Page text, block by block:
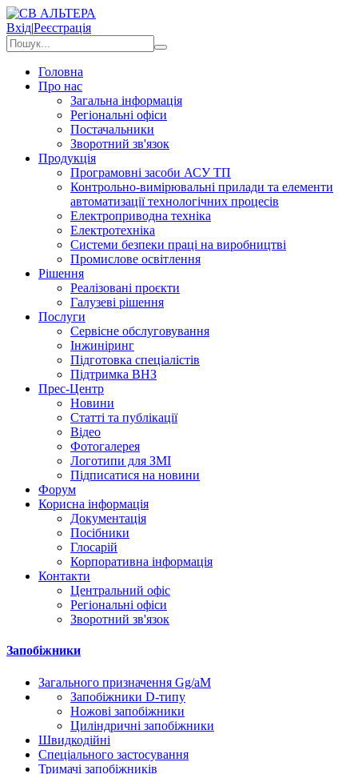
Вхід|Реєстрація
Головна
Про нас
Загальна інформація
Регіональні офіси
Постачальники
Зворотний зв'язок
Продукція
Програмовні засоби АСУ ТП
Контрольно-вимірювальні прилади та елементи
автоматизації технологічних процесів
Електроприводна техніка
Електротехніка
Системи безпеки праці на виробництві
Промислове освітлення
Рішення
Реалізовані проєкти
Галузеві рішення
Послуги
Сервісне обслуговування
Інжиніринг
Підготовка спеціалістів
Підтримка ВНЗ
Прес-Центр
Новини
Статті та публікації
Відео
Фотогалерея
Логотипи для ЗМІ
Підписатися на новини
Форум
Корисна інформація
Документація
Посібники
Глосарій
Корпоративна інформація
Контакти
Центральний офіс
Регіональні офіси
Зворотний зв'язок
Запобіжники
Загального призначення Gg/aM
Запобіжники D-типу
Ножові запобіжники
Циліндричні запобіжники
Швидкодійні
Спеціального застосування
Тримачі запобіжників